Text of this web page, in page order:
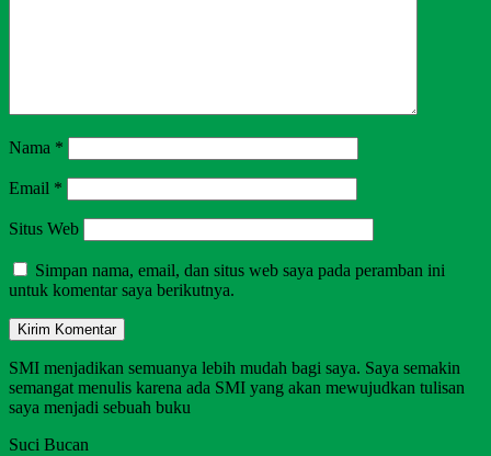
Nama *
Email *
Situs Web
Simpan nama, email, dan situs web saya pada peramban ini
untuk komentar saya berikutnya.
SMI menjadikan semuanya lebih mudah bagi saya. Saya semakin
semangat menulis karena ada SMI yang akan mewujudkan tulisan
saya menjadi sebuah buku
Suci Bucan